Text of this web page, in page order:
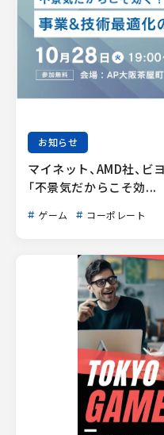
お知らせ
マイネット、AMD社、
「不景気だからこそ効...
ゲーム コーポレート